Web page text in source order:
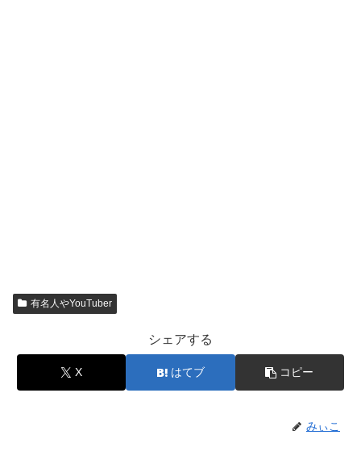
有名人やYouTuber
シェアする
X はてブ コピー
みぃこ